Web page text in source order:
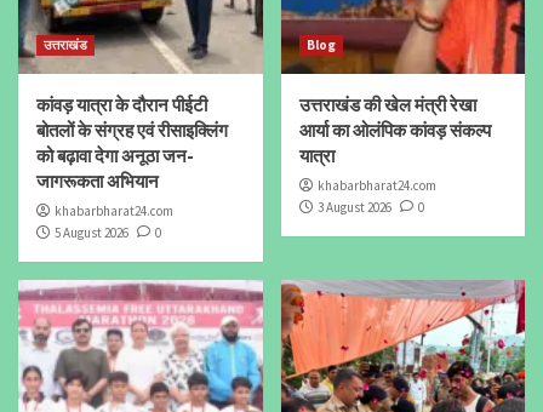
उत्तराखंड
कांवड़ यात्रा के दौरान पीईटी
बोतलों के संग्रह एवं रीसाइक्लिंग
को बढ़ावा देगा अनूठा जन-
जागरूकता अभियान
khabarbharat24.com
5 August 2026
0
Blog
उत्तराखंड की खेल मंत्री रेखा
आर्या का ओलंपिक कांवड़ संकल्प
यात्रा
khabarbharat24.com
3 August 2026
0